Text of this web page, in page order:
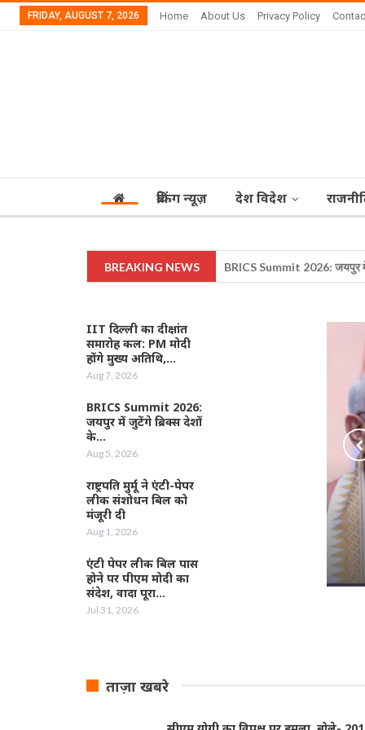
FRIDAY, AUGUST 7, 2026 Home About Us Privacy Policy
ब्रेकिंग न्यूज़ देश विदेश
BREAKING NEWS राष्ट्रपति मुर्मू ने एंटी-पेपर लीक
IIT दिल्ली का दीक्षांत
समारोह कल: PM मोदी
होंगे मुख्य अतिथि,…
Aug 7, 2026
BRICS Summit 2026:
जयपुर में जुटेंगे ब्रिक्स देशों
के…
Aug 5, 2026
राष्ट्रपति मुर्मू ने एंटी-पेपर
लीक संशोधन बिल को
मंजूरी दी
Aug 1, 2026
एंटी पेपर लीक बिल पास
होने पर पीएम मोदी का
संदेश, वादा पूरा…
Jul 31, 2026
ताज़ा खबरे